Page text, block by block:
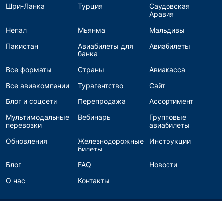
Шри-Ланка
Турция
Саудовская
Аравия
Непал
Мьянма
Мальдивы
Пакистан
Авиабилеты для
банка
Авиабилеты
Все форматы Страны
Авиакасса
Все авиакомпании
Турагентство
Сайт
Блог и соцсети
Перепродажа
Ассортимент
Мультимодальные
перевозки
Вебинары
Групповые
авиабилеты
Обновления
Железнодорожные
билеты
Инструкции
Блог FAQ
Новости
О нас
Контакты